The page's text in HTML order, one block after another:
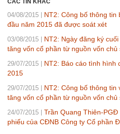
CÁC TIN KHÁC
04/08/2015
NT2: Công bố thông tin
đầu năm 2015 đã được soát xét
03/08/2015
NT2: Ngày đăng ký
tăng vốn cổ phần từ nguồn vốn
29/07/2015
NT2: Báo cáo tình hình
2015
29/07/2015
NT2: Công bố thông tin
tăng vốn cổ phần từ nguồn vốn chủ
24/07/2015
Trần Quang Thiên-
phiếu của CĐNB Công ty Cổ phần